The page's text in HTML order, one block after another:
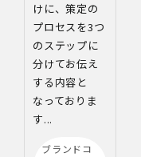
けに、策定の
プロセスを3つ
のステップに
分けてお伝え
する内容と
なっておりま
す...
ブランドコ